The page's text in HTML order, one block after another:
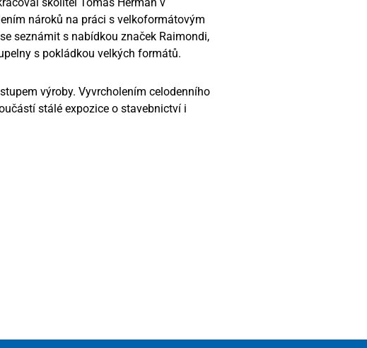
nároků na práci s velkoformátovým
seznámit s nabídkou značek Raimondi,
s pokládkou velkých formátů.
výroby. Vyvrcholením celodenního
stálé expozice o stavebnictví i